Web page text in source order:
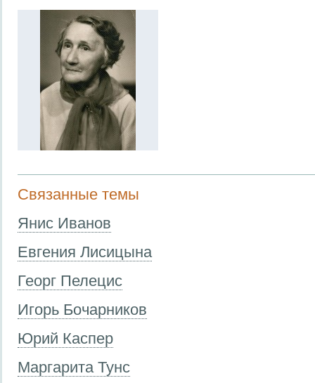
Связанные темы
Янис Иванов
Евгения Лисицына
Георг Пелецис
Игорь Бочарников
Юрий Каспер
Маргарита Тунс